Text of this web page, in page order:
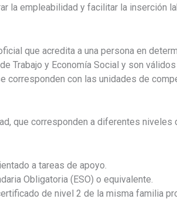
la empleabilidad y facilitar la inserción
que acredita a una persona en
Trabajo y Economía Social y son
con las unidades de
que corresponden a diferentes niveles
a tareas de apoyo.
Obligatoria (ESO) o equivalente.
de nivel 2 de la misma familia